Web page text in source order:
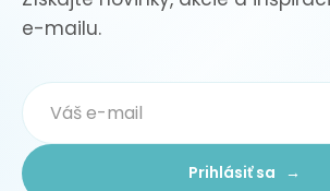
e-mailu.
Prihlásiť sa →